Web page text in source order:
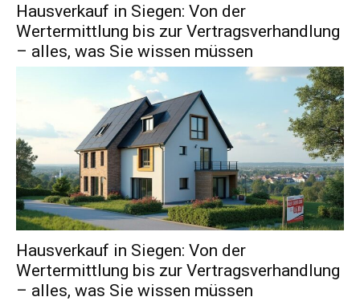
Hausverkauf in Siegen: Von der
Wertermittlung bis zur Vertragsverhandlung
– alles, was Sie wissen müssen
Hausverkauf in Siegen: Von der
Wertermittlung bis zur Vertragsverhandlung
– alles, was Sie wissen müssen